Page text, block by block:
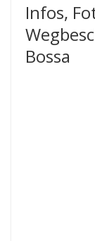
Infos,
Bossa